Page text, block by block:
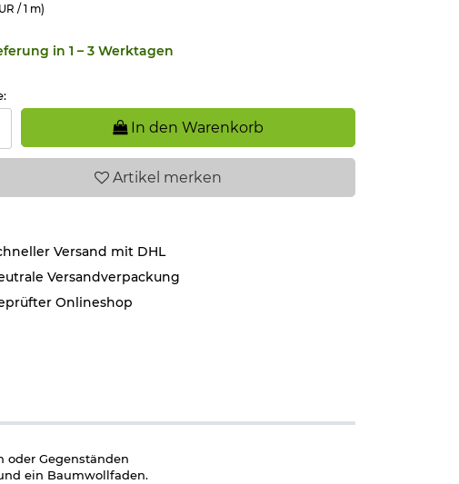
/ 1 m)
in 1 – 3 Werktagen
In den Warenkorb
Artikel merken
Versand mit DHL
Versandverpackung
Onlineshop
oder Gegenständen
ein Baumwollfaden.